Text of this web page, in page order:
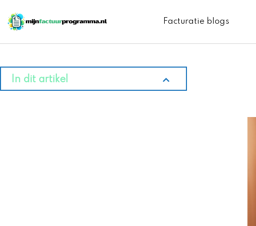
naar
de
inhoud
Facturatie blogs
In dit artikel